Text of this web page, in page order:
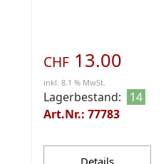
CHF 13.00
inkl. 8.1 % MwSt.
Lagerbestand:
14
Art.Nr.: 77783
Details